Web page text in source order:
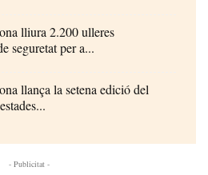
lliura 2.200 ulleres
seguretat per a...
llança la setena edició del
- Publicitat -